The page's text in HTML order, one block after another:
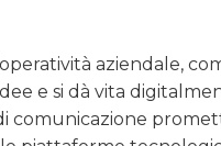
aziendale,
e si dà vita
comunicazione